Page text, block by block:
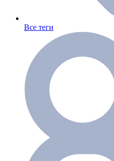
Все теги